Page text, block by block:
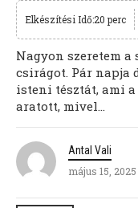
Elkészítési Idő:20 perc
Nagyon szeretem a
csirágot. Pár napja
isteni tésztát, ami
aratott, mivel...
Antal Vali
május 15, 2025